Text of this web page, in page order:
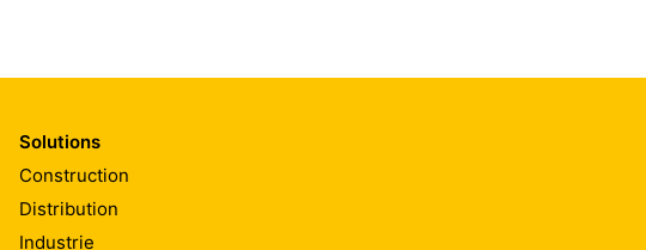
Solutions
Construction
Distribution
Industrie